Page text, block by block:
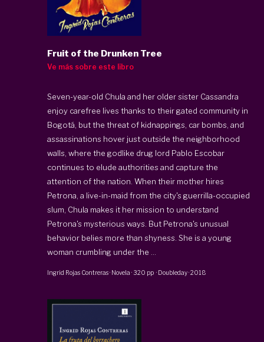
Fruit of the Drunken Tree
Ve más sobre este libro
Seven-year-old Chula and her older sister Cassandra
enjoy carefree lives thanks to their gated community in
Bogotá, but the threat of kidnappings, car bombs, and
assassinations hover just outside the neighborhood
walls, where the godlike drug lord Pablo Escobar
continues to elude authorities and capture the
attention of the nation. When their mother hires
Petrona, a live-in-maid from the city's guerrilla-occupied
slum, Chula makes it her mission to understand
Petrona's mysterious ways. But Petrona's unusual
behavior belies more than shyness. She is a young
woman crumbling under the ...
Ingrid Rojas Contreras· Novela ·320 pp · Doubleday·2018